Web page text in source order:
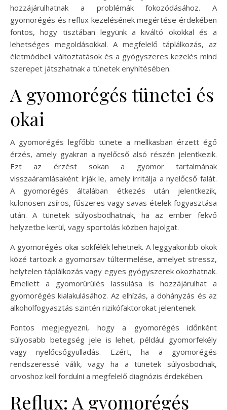
hozzájárulhatnak a problémák fokozódásához. A
gyomorégés és reflux kezelésének megértése érdekében
fontos, hogy tisztában legyünk a kiváltó okokkal és a
lehetséges megoldásokkal. A megfelelő táplálkozás, az
életmódbeli változtatások és a gyógyszeres kezelés mind
szerepet játszhatnak a tünetek enyhítésében.
A gyomorégés tünetei és
okai
A gyomorégés legfőbb tünete a mellkasban érzett égő
érzés, amely gyakran a nyelőcső alsó részén jelentkezik.
Ezt az érzést sokan a gyomor tartalmának
visszaáramlásaként írják le, amely irritálja a nyelőcső falát.
A gyomorégés általában étkezés után jelentkezik,
különösen zsíros, fűszeres vagy savas ételek fogyasztása
után. A tünetek súlyosbodhatnak, ha az ember fekvő
helyzetbe kerül, vagy sportolás közben hajolgat.
A gyomorégés okai sokfélék lehetnek. A leggyakoribb okok
közé tartozik a gyomorsav túltermelése, amelyet stressz,
helytelen táplálkozás vagy egyes gyógyszerek okozhatnak.
Emellett a gyomorürülés lassulása is hozzájárulhat a
gyomorégés kialakulásához. Az elhízás, a dohányzás és az
alkoholfogyasztás szintén rizikófaktorokat jelentenek.
Fontos megjegyezni, hogy a gyomorégés időnként
súlyosabb betegség jele is lehet, például gyomorfekély
vagy nyelőcsőgyulladás. Ezért, ha a gyomorégés
rendszeressé válik, vagy ha a tünetek súlyosbodnak,
orvoshoz kell fordulni a megfelelő diagnózis érdekében.
Reflux: A gyomorégés